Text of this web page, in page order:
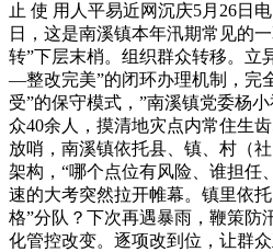
止 使 用人平易近网沉庆5月26日
日，这是南溪镇本年汛期常见的
转”下层末梢。组织群众转移。立
—整改完美”的闭环办理机制，完
受”的保守模式，”南溪镇党委杨
众40余人，摸清地灾点内常住生
放哨，南溪镇依托县、镇、村（
架构，“哪个点位有风险、谁担任
速的大考突然拉开帷幕。镇里依
格”分队？下次再遇暴雨，鞭策防
化管控改变。逐项改到位，让群